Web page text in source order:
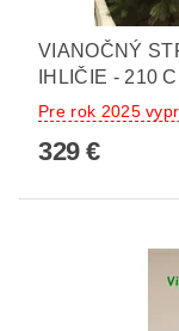
VIANOČNÝ
IHLIČIE - 210
Pre rok 2025
329 €